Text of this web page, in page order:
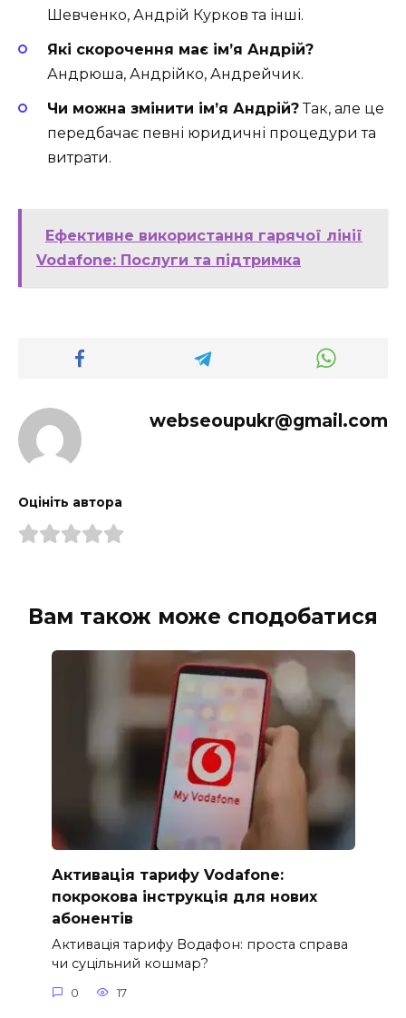
Шевченко, Андрій Курков та інші.
Які скорочення має ім’я Андрій?
Андрюша, Андрійко, Андрейчик.
Чи можна змінити ім’я Андрій?Так, але це
передбачає певні юридичні процедури та
витрати.
Ефективне використання гарячої лінії
Vodafone: Послуги та підтримка
webseoupukr@gmail.com
Оцініть автора
Вам також може сподобатися
Активація тарифу Vodafone:
покрокова інструкція для нових
абонентів
Активація тарифу Водафон: проста справа
чи суцільний кошмар?
0 17